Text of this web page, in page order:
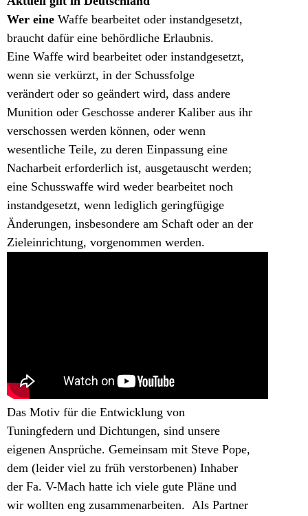
Wer eine Waffe bearbeitet oder instandgesetzt,
braucht dafür eine behördliche Erlaubnis.
Eine Waffe wird bearbeitet oder instandgesetzt,
wenn sie verkürzt, in der Schussfolge
verändert oder so geändert wird, dass andere
Munition oder Geschosse anderer Kaliber aus ihr
verschossen werden können, oder wenn
wesentliche Teile, zu deren Einpassung eine
Nacharbeit erforderlich ist, ausgetauscht werden;
eine Schusswaffe wird weder bearbeitet noch
instandgesetzt, wenn lediglich geringfügige
Änderungen, insbesondere am Schaft oder an der
Zieleinrichtung, vorgenommen werden.
Das Motiv für die Entwicklung von
Tuningfedern und Dichtungen, sind unsere
eigenen Ansprüche. Gemeinsam mit Steve Pope,
dem (leider viel zu früh verstorbenen) Inhaber
der Fa. V-Mach hatte ich viele gute Pläne und
wir wollten eng zusammenarbeiten. Als Partner